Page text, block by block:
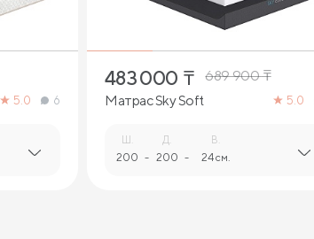
5.0 6
483 000 ₸ 689 900₸
Матрас Sky Soft
5.0
200 -
Д.
200 -
В.
24 см.